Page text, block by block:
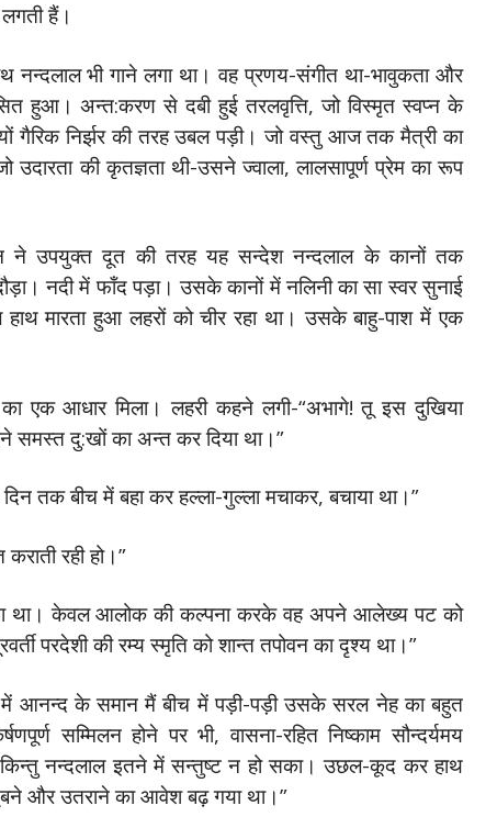
हैं।
नन्दलाल भी गाने लगा था। वह प्रणय-संगीत था-भावुकता और
हुआ। अन्त:करण से दबी हुई तरलवृत्ति, जो विस्मृत स्वप्न के
गैरिक निर्झर की तरह उबल पड़ी। जो वस्तु आज तक मैत्री का
उदारता की कृतज्ञता थी-उसने ज्वाला, लालसापूर्ण प्रेम का रूप
ने उपयुक्त दूत की तरह यह सन्देश नन्दलाल के कानों तक
नदी में फाँद पड़ा। उसके कानों में नलिनी का सा स्वर सुनाई
हाथ मारता हुआ लहरों को चीर रहा था। उसके बाहु-पाश में एक
एक आधार मिला। लहरी कहने लगी-“अभागे! तू इस दुखिया
समस्त दु:खों का अन्त कर दिया था।”
तक बीच में बहा कर हल्ला-गुल्ला मचाकर, बचाया था।”
रही हो।”
था। केवल आलोक की कल्पना करके वह अपने आलेख्य पट को
परदेशी की रम्य स्मृति को शान्त तपोवन का दृश्य था।”
आनन्द के समान मैं बीच में पड़ी-पड़ी उसके सरल नेह का बहुत
सम्मिलन होने पर भी, वासना-रहित निष्काम सौन्दर्यमय
किन्तु नन्दलाल इतने में सन्तुष्ट न हो सका। उछल-कूद कर हाथ
और उतराने का आवेश बढ़ गया था।”